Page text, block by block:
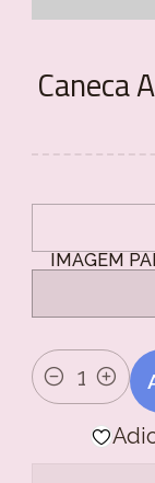
Caneca
IMAGEM
Quantidade